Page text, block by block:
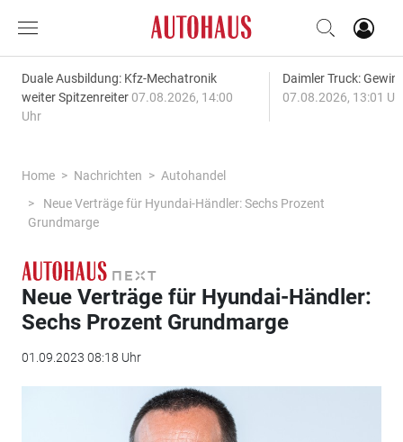
Duale Ausbildung: Kfz-Mechatronik
weiter Spitzenreiter 07.08.2026, 14:00
Uhr
Daimler Truck:
07.08.2026, 13:01
Home Nachrichten
Autohandel
Neue Verträge für Hyundai-Händler: Sechs Prozent
Grundmarge
Neue Verträge für Hyundai-Händler:
Sechs Prozent Grundmarge
01.09.2023 08:18 Uhr